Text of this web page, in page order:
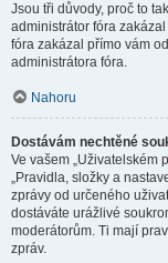
Jsou tři důvody, proč to
administrátor fóra
fóra zakázal přímo vám
administrátora fóra.
Nahoru
Dostávám nechtěné
Ve vašem „Uživatelském
„Pravidla, složky a
zprávy od určeného
dostáváte urážlivé
moderátorům. Ti mají
zpráv.